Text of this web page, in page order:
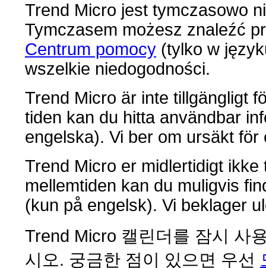
Trend Micro jest tymczasowo
Tymczasem możesz znaleźć
Centrum pomocy (tylko w
wszelkie niedogodności.
Trend Micro är inte tillgängligt
tiden kan du hitta användbar
engelska). Vi ber om ursäkt för
Trend Micro er midlertidigt
mellemtiden kan du muligvis
(kun på engelsk). Vi beklager
Trend Micro 캘린더를 잠시 사
시오. 궁금한 점이 있으면 우선